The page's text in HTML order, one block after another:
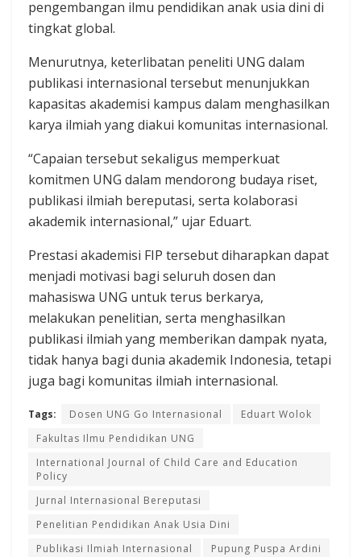
pengembangan ilmu pendidikan anak usia dini di
tingkat global.
Menurutnya, keterlibatan peneliti UNG dalam
publikasi internasional tersebut menunjukkan
kapasitas akademisi kampus dalam menghasilkan
karya ilmiah yang diakui komunitas internasional.
“Capaian tersebut sekaligus memperkuat
komitmen UNG dalam mendorong budaya riset,
publikasi ilmiah bereputasi, serta kolaborasi
akademik internasional,” ujar Eduart.
Prestasi akademisi FIP tersebut diharapkan dapat
menjadi motivasi bagi seluruh dosen dan
mahasiswa UNG untuk terus berkarya,
melakukan penelitian, serta menghasilkan
publikasi ilmiah yang memberikan dampak nyata,
tidak hanya bagi dunia akademik Indonesia, tetapi
juga bagi komunitas ilmiah internasional.
Tags: Dosen UNG Go Internasional
Eduart Wolok
Fakultas Ilmu Pendidikan UNG
International Journal of Child Care and Education
Policy
Jurnal Internasional Bereputasi
Penelitian Pendidikan Anak Usia Dini
Publikasi Ilmiah Internasional
Pupung Puspa Ardini